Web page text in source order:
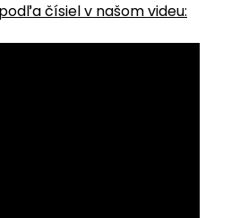
čísiel v našom videu: